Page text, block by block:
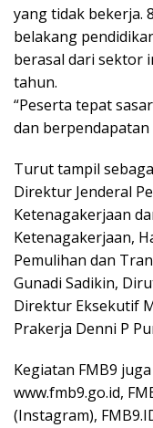
yang tidak bekerja.
belakang
berasal dari sektor
tahun.
“Peserta tepat
dan berpendapatan
Turut tampil
Direktur Jenderal
Ketenagakerjaan
Ketenagakerjaan,
Pemulihan dan
Gunadi Sadikin,
Direktur Eksekutif
Prakerja Denni P
Kegiatan FMB9
www.fmb9.go.id,
(Instagram),